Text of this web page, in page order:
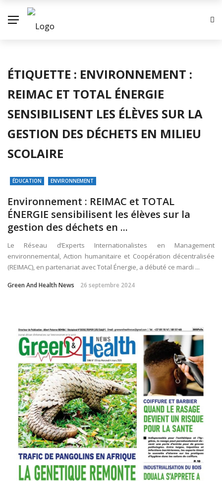
ECONOMIE
ENVIRONNEMENT
INDUSTRIE
SOCIETE
CONTACT
ÉTIQUETTE : ENVIRONNEMENT :
REIMAC ET TOTAL ÉNERGIE
SENSIBILISENT LES ÉLÈVES SUR LA
GESTION DES DÉCHETS EN MILIEU
SCOLAIRE
ÉDUCATION ENVIRONNEMENT
Environnement : REIMAC et TOTAL
ÉNERGIE sensibilisent les élèves sur la
gestion des déchets en ...
Le Réseau d’Experts Internationalistes en Management
environnemental, Action humanitaire et Coopération décentralisée
(REIMAC), en partenariat avec Total Énergie, a débuté ce mardi ...
Green And Health News 26 septembre 2024